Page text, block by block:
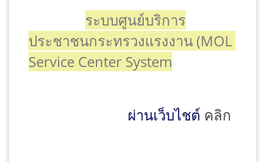
ระบบศูนย์บริการ
ประชาชนกระทรวงแรงงาน (MOL
Service Center System
ผ่านเว็บไชต์ คลิก